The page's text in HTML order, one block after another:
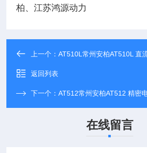
柏、江苏鸿源动力
上一个：AT510L常州安柏AT510L 直
返回列表
下一个：AT512常州安柏AT512 精密
在线留言